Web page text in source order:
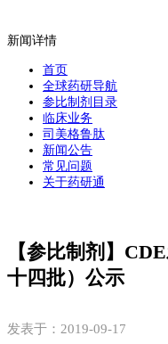
新闻详情
首页
全球药研导航
参比制剂目录
临床业务
司美格鲁肽
新闻公告
常见问题
关于药研通
【参比制剂】
十四批）公示
发表于：2019-09-17